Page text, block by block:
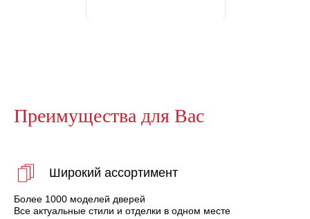
Преимущества для Вас
Широкий ассортимент
Более 1000 моделей дверей
Все актуальные стили и отделки в одном месте